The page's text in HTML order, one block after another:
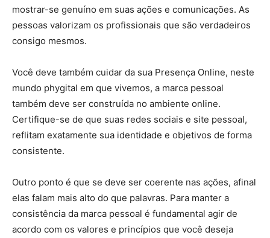
mostrar-se genuíno em suas ações e comunicações. As
pessoas valorizam os profissionais que são verdadeiros
consigo mesmos.
Você deve também cuidar da sua Presença Online, neste
mundo phygital em que vivemos, a marca pessoal
também deve ser construída no ambiente online.
Certifique-se de que suas redes sociais e site pessoal,
reflitam exatamente sua identidade e objetivos de forma
consistente.
Outro ponto é que se deve ser coerente nas ações, afinal
elas falam mais alto do que palavras. Para manter a
consistência da marca pessoal é fundamental agir de
acordo com os valores e princípios que você deseja